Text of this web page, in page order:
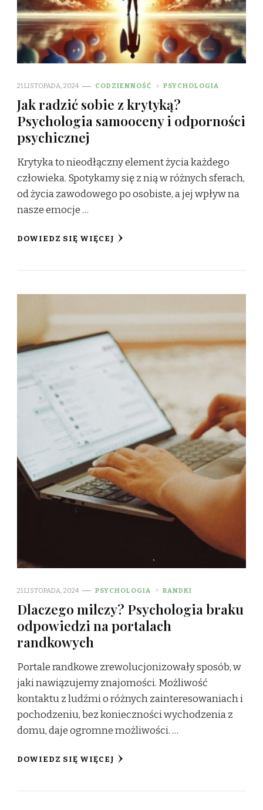
21 LISTOPADA, 2024 CODZIENNOŚĆ PSYCHOLOGIA
Jak radzić sobie z krytyką?
Psychologia samooceny i odporności
psychicznej
Krytyka to nieodłączny element życia każdego
człowieka. Spotykamy się z nią w różnych sferach,
od życia zawodowego po osobiste, a jej wpływ na
nasze emocje …
DOWIEDZ SIĘ WIĘCEJ
21 LISTOPADA, 2024 PSYCHOLOGIA RANDKI
Dlaczego milczy? Psychologia braku
odpowiedzi na portalach
randkowych
Portale randkowe zrewolucjonizowały sposób, w
jaki nawiązujemy znajomości. Możliwość
kontaktu z ludźmi o różnych zainteresowaniach i
pochodzeniu, bez konieczności wychodzenia z
domu, daje ogromne możliwości. …
DOWIEDZ SIĘ WIĘCEJ